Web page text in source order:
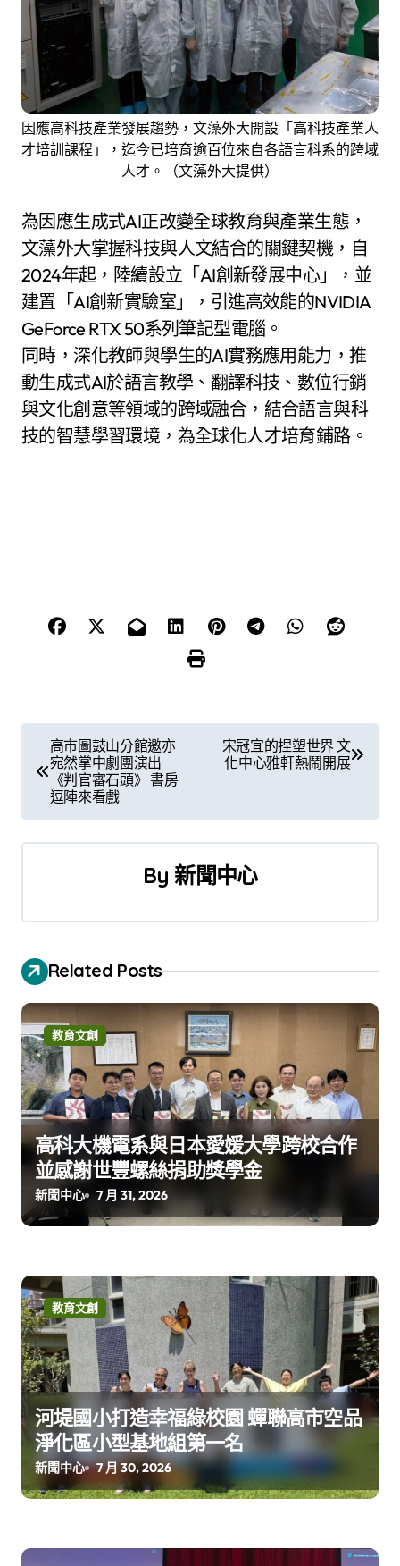
因應高科技產業發展趨勢，文藻外大開設「高科技產業人
才培訓課程」，迄今已培育逾百位來自各語言科系的跨域
人才。（文藻外大提供）
為因應生成式AI正改變全球教育與產業生態，
文藻外大掌握科技與人文結合的關鍵契機，自
2024年起，陸續設立「AI創新發展中心」，並
建置「AI創新實驗室」，引進高效能的NVIDIA
GeForce RTX 50系列筆記型電腦。
同時，深化教師與學生的AI實務應用能力，推
動生成式AI於語言教學、翻譯科技、數位行銷
與文化創意等領域的跨域融合，結合語言與科
技的智慧學習環境，為全球化人才培育鋪路。
章
導
覽
高市圖鼓山分館邀亦
宛然掌中劇團演出
《判官審石頭》 書房
逗陣來看戲
宋冠宜的捏塑世界 文
化中心雅軒熱鬧開展
By 新聞中心
Related Posts
教育文創
高科大機電系與日本愛媛大學跨校合作
並感謝世豐螺絲捐助獎學金
新聞中心 7 月 31, 2026
教育文創
河堤國小打造幸福綠校園 蟬聯高市空品
淨化區小型基地組第一名
新聞中心 7 月 30, 2026